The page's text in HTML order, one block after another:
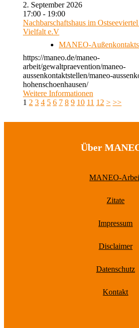
2. September 2026
17:00 - 19:00
Nachbarschaftshaus im
Vielfalt e.V
MANEO-
https://maneo.de/maneo-
arbeit/gewaltpraevention/maneo-
aussenkontaktstellen/maneo-
hohenschoenhausen/
Weitere Informationen
1 2 3 4 5 6 7 8 9 10 11 12 > >>
Über
MANEO-
Zitate
Impressum
Disclaimer
Datenschutz
Kontakt